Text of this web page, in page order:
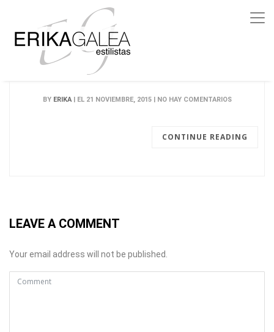
BY ERIKA| EL 21 NOVIEMBRE, 2015 | NO HAY COMENTARIOS
CONTINUE READING
LEAVE A COMMENT
Your email address will not be published.